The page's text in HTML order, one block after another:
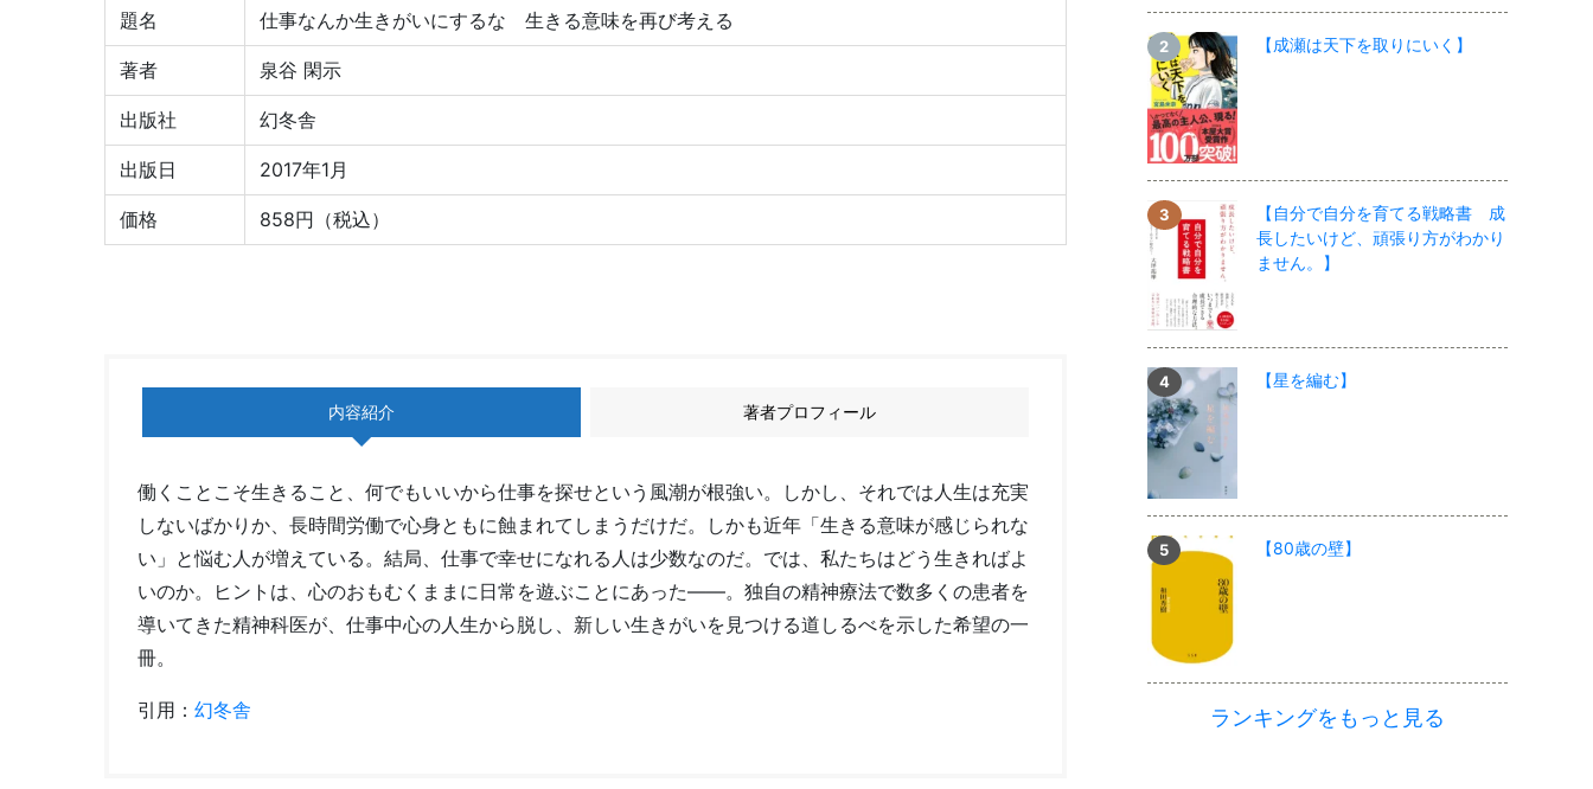
題名 仕事なんか生きがいにするな 生きる意味を再び考える
著者 泉谷 閑示
出版社 幻冬舎
出版日 2017年1月
価格 858円（税込）
内容紹介 著者プロフィール
働くことこそ生きること、何でもいいから仕事を探せという風潮が根強い。しかし、それでは人生は充実
しないばかりか、長時間労働で心身ともに蝕まれてしまうだけだ。しかも近年「生きる意味が感じられな
い」と悩む人が増えている。結局、仕事で幸せになれる人は少数なのだ。では、私たちはどう生きればよ
いのか。ヒントは、心のおもむくままに日常を遊ぶことにあった――。独自の精神療法で数多くの患者を
導いてきた精神科医が、仕事中心の人生から脱し、新しい生きがいを見つける道しるべを示した希望の一
冊。
引用： 幻冬舎
【成瀬は天下を取りにいく】
【自分で自分を育てる戦略書 成
長したいけど、頑張り方がわかり
ません。】
【星を編む】
【80歳の壁】
ランキングをもっと見る